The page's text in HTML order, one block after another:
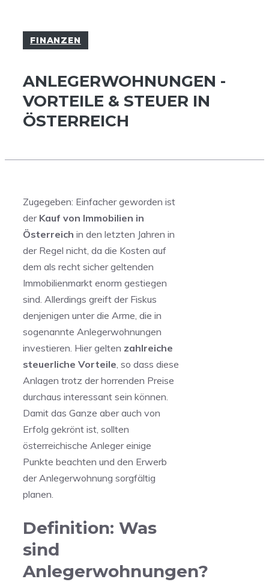
FINANZEN
ANLEGERWOHNUNGEN -
VORTEILE & STEUER IN
ÖSTERREICH
Zugegeben: Einfacher geworden ist
der Kauf von Immobilien in
Österreich in den letzten Jahren in
der Regel nicht, da die Kosten auf
dem als recht sicher geltenden
Immobilienmarkt enorm gestiegen
sind. Allerdings greift der Fiskus
denjenigen unter die Arme, die in
sogenannte Anlegerwohnungen
investieren. Hier gelten zahlreiche
steuerliche Vorteile, so dass diese
Anlagen trotz der horrenden Preise
durchaus interessant sein können.
Damit das Ganze aber auch von
Erfolg gekrönt ist, sollten
österreichische Anleger einige
Punkte beachten und den Erwerb
der Anlegerwohnung sorgfältig
planen.
Definition: Was
sind
Anlegerwohnungen?